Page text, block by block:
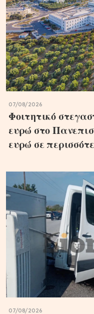
07/08/2026
Φοιτητικό
ευρώ στο
ευρώ σε
07/08/2026